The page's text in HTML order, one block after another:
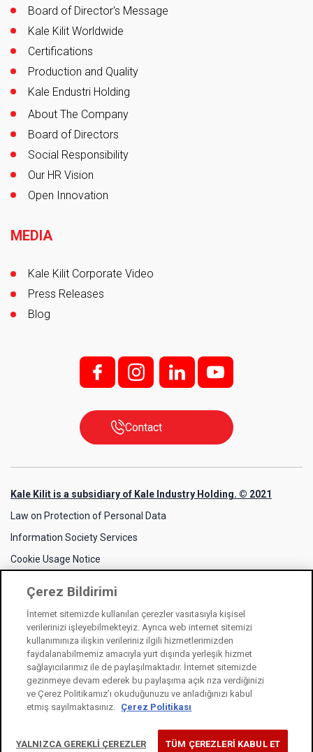
Board of Director's Message
Kale Kilit Worldwide
Certifications
Production and Quality
Kale Endustri Holding
About The Company
Board of Directors
Social Responsibility
Our HR Vision
Open Innovation
MEDIA
Kale Kilit Corporate Video
Press Releases
Blog
f; i; l y
Contact
Kale Kilit is a subsidiary of Kale Industry Holding. © 2021
Law on Protection of Personal Data
Information Society Services
Cookie Usage Notice
Çerez Bildirimi
İnternet sitemizde kullanılan çerezler vasıtasıyla kişisel
verilerinizi işleyebilmekteyiz. Ayrıca web internet sitemizi
kullanımınıza ilişkin verileriniz ilgili hizmetlerimizden
faydalanabilmemiz amacıyla yurt dışında yerleşik hizmet
sağlayıcılarımız ile de paylaşılmaktadır. İnternet sitemizde
gezinmeye devam ederek bu paylaşıma açık rıza verdiğinizi
ve Çerez Politikamız’ı okuduğunuzu ve anladığınızı kabul
etmiş sayılmaktasınız. Çerez Politikası
YALNIZCA GEREKLİ ÇEREZLER TÜM ÇEREZLERİ KABUL ET